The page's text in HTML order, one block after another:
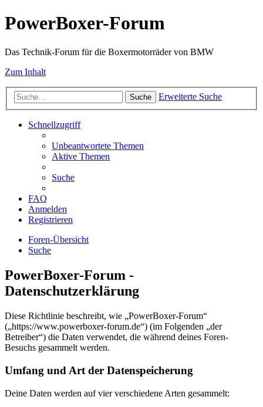
PowerBoxer-Forum
Das Technik-Forum für die Boxermotorräder von BMW
Zum Inhalt
Suche Erweiterte Suche
Schnellzugriff
Unbeantwortete Themen
Aktive Themen
Suche
FAQ
Anmelden
Registrieren
Foren-Übersicht
Suche
PowerBoxer-Forum -
Datenschutzerklärung
Diese Richtlinie beschreibt, wie „PowerBoxer-Forum“
(„https://www.powerboxer-forum.de“) (im Folgenden „der
Betreiber“) die Daten verwendet, die während deines Foren-
Besuchs gesammelt werden.
Umfang und Art der Datenspeicherung
Deine Daten werden auf vier verschiedene Arten gesammelt: